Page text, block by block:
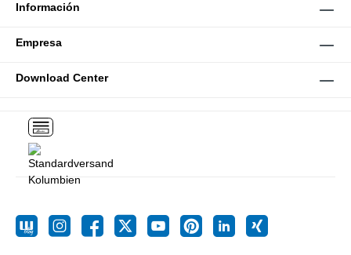
Información
Empresa
Download Center